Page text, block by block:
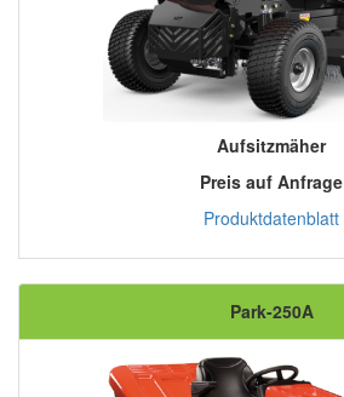
Aufsitzmäher
Preis auf Anfrage
Produktdatenblatt
Park-250A